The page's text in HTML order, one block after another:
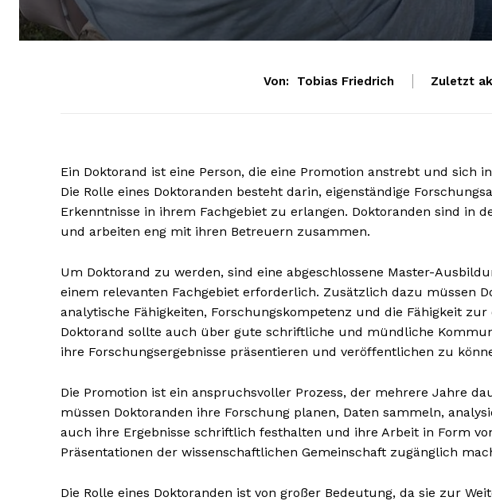
Von: Tobias Friedrich Zuletzt
Ein Doktorand ist eine Person, die eine Promotion anstrebt und sich
Die Rolle eines Doktoranden besteht darin, eigenständige
Erkenntnisse in ihrem Fachgebiet zu erlangen. Doktoranden sind in
und arbeiten eng mit ihren Betreuern zusammen.
Um Doktorand zu werden, sind eine abgeschlossene Master-
einem relevanten Fachgebiet erforderlich. Zusätzlich dazu müssen
analytische Fähigkeiten, Forschungskompetenz und die Fähigkeit
Doktorand sollte auch über gute schriftliche und mündliche
ihre Forschungsergebnisse präsentieren und veröffentlichen zu
Die Promotion ist ein anspruchsvoller Prozess, der mehrere Jahre
müssen Doktoranden ihre Forschung planen, Daten sammeln,
auch ihre Ergebnisse schriftlich festhalten und ihre Arbeit in Form
Präsentationen der wissenschaftlichen Gemeinschaft zugänglich
Die Rolle eines Doktoranden ist von großer Bedeutung, da sie zur